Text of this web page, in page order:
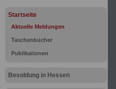
Startseite
Aktuelle Meldungen
Taschenbücher
Publikationen
Besoldung in Hessen